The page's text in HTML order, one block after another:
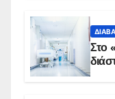
Στο